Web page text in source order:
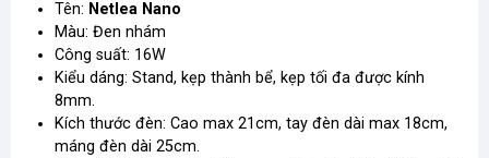
Tên: Netlea Nano
Màu: Đen nhám
Công suất: 16W
Kiểu dáng: Stand, kẹp thành bể, kẹp tối đa được kính
8mm.
Kích thước đèn: Cao max 21cm, tay đèn dài max 18cm,
máng đèn dài 25cm.